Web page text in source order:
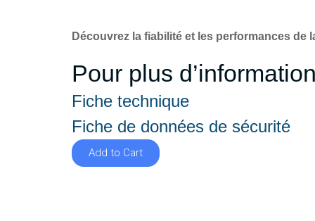
Découvrez la fiabilité et les performances
Pour plus
Fiche technique
Fiche de données de sécurité
Add to Cart